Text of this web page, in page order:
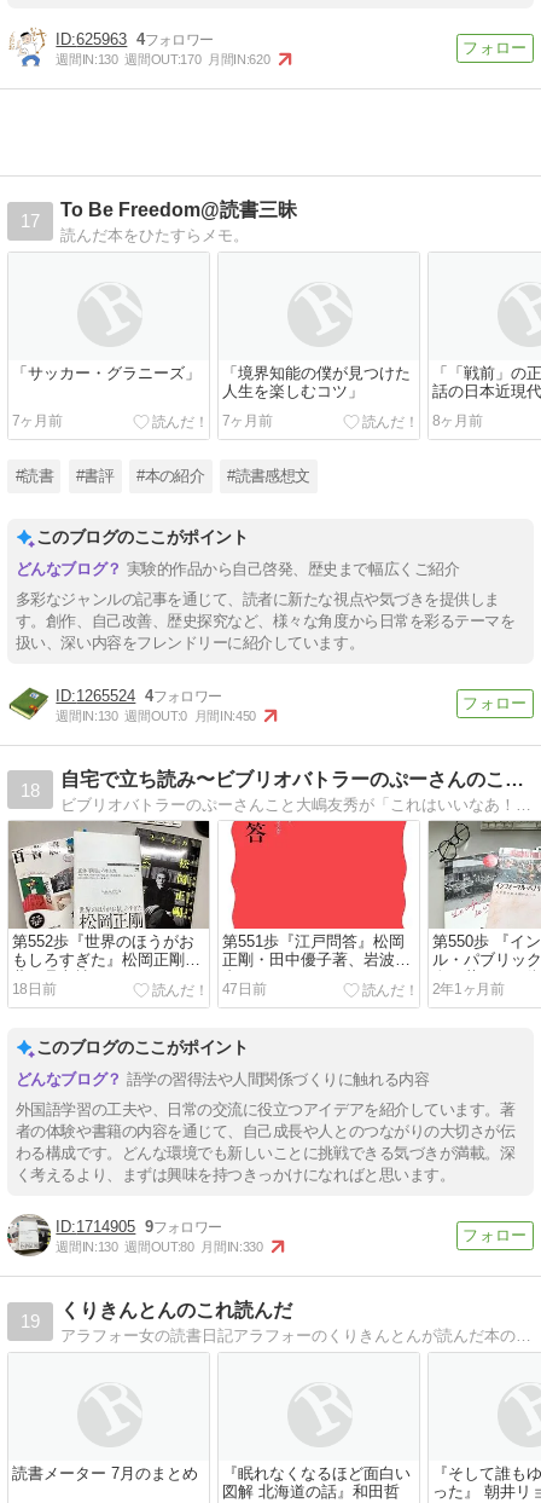
625963 4
週間IN:130 週間OUT:170 月間IN:620
17
To Be Freedom@読書三昧
読んだ本をひたすらメモ。
「サッカー・グラニーズ」
7ヶ月前
「境界知能の僕が見つけた
人生を楽しむコツ」
7ヶ月前
「「戦前」の
話の日本近現
8ヶ月前
#読書 #書評 #本の紹介 #読書感想文
このブログのここがポイント
実験的作品から自己啓発、歴史まで幅広くご紹介
多彩なジャンルの記事を通じて、読者に新たな視点や気づきを提供しま
す。創作、自己改善、歴史探究など、様々な角度から日常を彩るテーマを
扱い、深い内容をフレンドリーに紹介しています。
1265524 4
週間IN:130 週間OUT:0 月間IN:450
18
自宅で立ち読み〜ビブリオバトラーのぷーさんのこだわり選書
第552歩『世界のほうがお
もしろすぎた』松岡正剛
著、晶文社
18日前
第551歩『江戸問答』松岡
正剛・田中優子著、岩波新
47日前
第550歩 『イ
ル・パブリッ
人が惹かれる
飯田美樹著、
2年1ヶ月前
このブログのここがポイント
語学の習得法や人間関係づくりに触れる内容
外国語学習の工夫や、日常の交流に役立つアイデアを紹介しています。著
者の体験や書籍の内容を通じて、自己成長や人とのつながりの大切さが伝
わる構成です。どんな環境でも新しいことに挑戦できる気づきが満載。深
く考えるより、まずは興味を持つきっかけになればと思います。
1714905 9
週間IN:130 週間OUT:80 月間IN:330
19
くりきんとんのこれ読んだ
アラフォー女の読書日記アラフォーのくりきんとんが読んだ本の感想。
読書メーター 7月のまとめ
『眠れなくなるほど面白い
図解 北海道の話』和田哲
『そして誰も
った』 朝井リ